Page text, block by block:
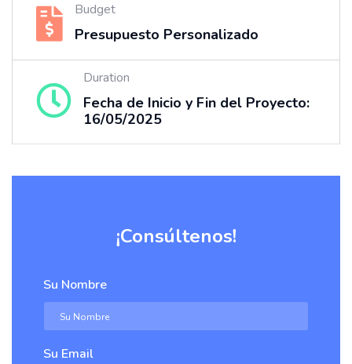
Budget
Presupuesto Personalizado
Duration
Fecha de Inicio y Fin del Proyecto:
16/05/2025
¡Consúltenos!
Su Nombre
Su Email